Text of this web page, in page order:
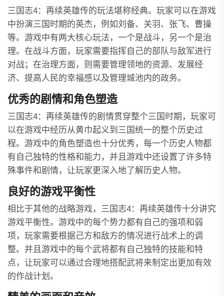
三国志4：再续英雄传的玩法堪称经典。玩家可以在游戏
中扮演三国时期的英杰，例如刘备、关羽、张飞、曹操
等。游戏中有两大核心玩法，一个是战斗，另一个是治
理。在战斗方面，玩家需要指挥自己的部队与敌军进行
对战；在治理方面，则需要管理领地的资源、发展经
济、提高人民的幸福感以及管理城池内的政务。
优秀的剧情和角色塑造
三国志4：再续英雄传的剧情贯穿整个三国时期，玩家可
以在游戏中经历从黄巾起义到三国统一的整个历史过
程。游戏中的角色塑造也十分优秀，每一个历史人物都
有自己独特的性格和能力，并且游戏中还设置了许多特
殊事件和剧情，让玩家更深入地了解历史人物。
良好的游戏平衡性
相比于其他的战略游戏，三国志4：再续英雄传十分讲究
游戏平衡性。游戏中的每个势力都有自己的强项和弱
项，玩家需要根据己方和敌方的情况进行战术上的调
整。并且游戏中的每个武将都有自己独特的技能和特
点，让玩家可以通过合理地搭配武将来制定出更加有效
的作战计划。